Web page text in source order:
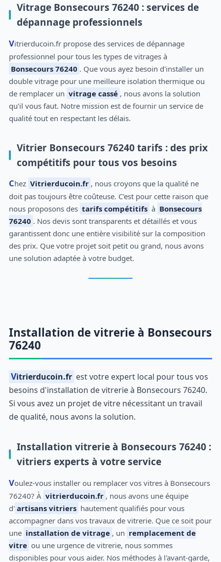
Vitrage Bonsecours 76240 : services de
dépannage professionnels
Vitrierducoin.fr propose des services de dépannage
professionnel pour tous les types de vitrages à
Bonsecours 76240 . Que vous ayez besoin d'installer un
double vitrage pour une meilleure isolation thermique ou
de remplacer un vitrage cassé , nous avons la solution
qu'il vous faut. Notre mission est de fournir un service de
qualité tout en respectant les délais.
Vitrier Bonsecours 76240 tarifs : des prix
compétitifs pour tous vos besoins
Chez Vitrierducoin.fr , nous croyons que la qualité ne
doit pas toujours être coûteuse. C'est pour cette raison que
nous proposons des tarifs compétitifs à Bonsecours
76240 . Nos devis sont transparents et détaillés et vous
garantissent donc une entière visibilité sur la composition
des prix. Que votre projet soit petit ou grand, nous avons
une solution adaptée à votre budget.
Installation de vitrerie à Bonsecours
76240
Vitrierducoin.fr est votre expert local pour tous vos
besoins d'installation de vitrerie à Bonsecours 76240.
Si vous avez un projet de vitre nécessitant un travail
de qualité, nous avons la solution.
Installation vitrerie à Bonsecours 76240 :
vitriers experts à votre service
Voulez-vous installer ou remplacer vos vitres à Bonsecours
76240? À vitrierducoin.fr , nous avons une équipe
d' artisans vitriers hautement qualifiés pour vous
accompagner dans vos travaux de vitrerie. Que ce soit pour
une installation de vitrage , un remplacement de
vitre ou une urgence de vitrerie, nous sommes
disponibles pour vous aider. Nos méthodes à l'avant-garde,